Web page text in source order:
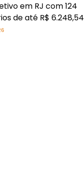
em RJ com 124
de até R$ 6.248,54